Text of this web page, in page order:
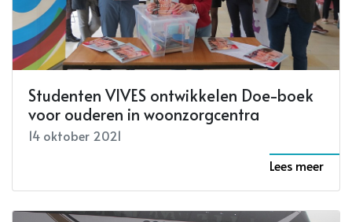
Studenten VIVES ontwikkelen Doe-boek
voor ouderen in woonzorgcentra
14 oktober 2021
Lees meer